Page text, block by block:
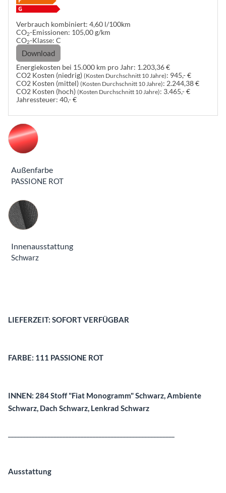
Verbrauch kombiniert: 4,60 l/100km
CO2-Emissionen: 105,00 g/km
CO2-Klasse: C
Download
Energiekosten bei 15.000 km pro Jahr: 1.203,36 €
CO2 Kosten (niedrig) (Kosten Durchschnitt 10 Jahre): 945,- €
CO2 Kosten (mittel) (Kosten Durchschnitt 10 Jahre): 2.244,38 €
CO2 Kosten (hoch) (Kosten Durchschnitt 10 Jahre): 3.465,- €
Jahressteuer: 40,- €
Außenfarbe
PASSIONE ROT
Innenausstattung
Innenausstattung
Schwarz
LIEFERZEIT: SOFORT VERFÜGBAR
FARBE: 111 PASSIONE ROT
INNEN: 284 Stoff "Fiat Monogramm" Schwarz, Ambiente
Schwarz, Dach Schwarz, Lenkrad Schwarz
Ausstattung